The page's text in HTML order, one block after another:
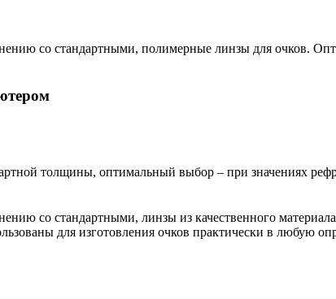
со стандартными, полимерные линзы для очков.
толщины, оптимальный выбор – при значениях
со стандартными, линзы из качественного
для изготовления очков практически в любую